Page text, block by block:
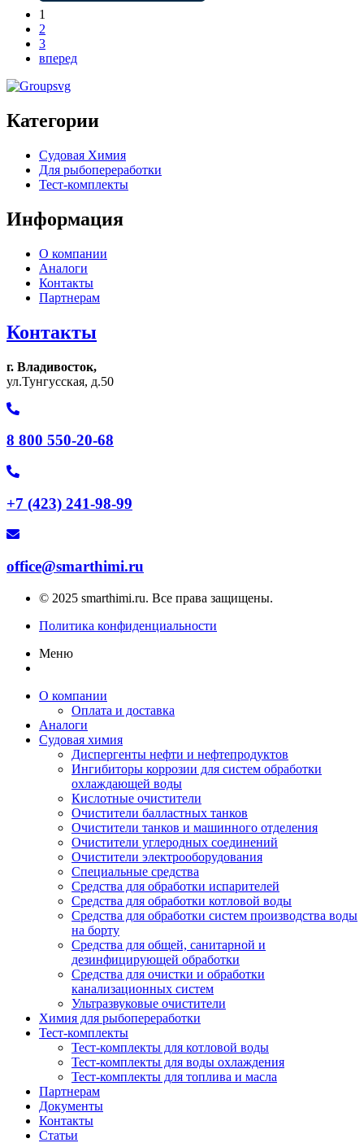
1
2
3
вперед
Категории
Судовая Химия
Для рыбопереработки
Тест-комплекты
Информация
О компании
Аналоги
Контакты
Партнерам
Контакты
г. Владивосток,
ул.Тунгусская, д.50
8 800 550-20-68
+7 (423) 241-98-99
office@smarthimi.ru
© 2025 smarthimi.ru. Все права защищены.
Политика конфиденциальности
Меню
О компании
Оплата и доставка
Аналоги
Судовая химия
Диспергенты нефти и нефтепродуктов
Ингибиторы коррозии для систем обработки
охлаждающей воды
Кислотные очистители
Очистители балластных танков
Очистители танков и машинного отделения
Очистители углеродных соединений
Очистители электрооборудования
Специальные средства
Средства для обработки испарителей
Средства для обработки котловой воды
Средства для обработки систем производства воды
на борту
Средства для общей, санитарной и
дезинфицирующей обработки
Средства для очистки и обработки
канализационных систем
Ультразвуковые очистители
Химия для рыбопереработки
Тест-комплекты
Тест-комплекты для котловой воды
Тест-комплекты для воды охлаждения
Тест-комплекты для топлива и масла
Партнерам
Документы
Контакты
Статьи